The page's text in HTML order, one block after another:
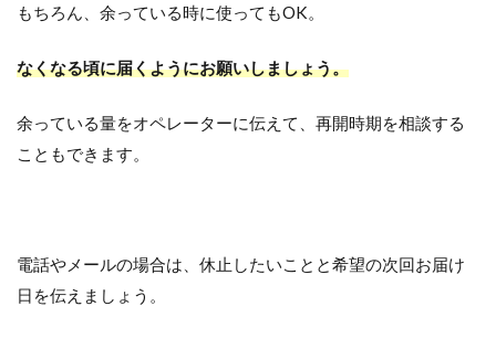
もちろん、余っている時に使ってもOK。
なくなる頃に届くようにお願いしましょう。
余っている量をオペレーターに伝えて、再開時期を相談する
こともできます。
電話やメールの場合は、休止したいことと希望の次回お届け
日を伝えましょう。